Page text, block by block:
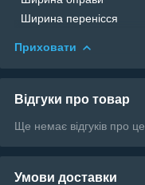
Ширина перенісся
Приховати
Відгуки про товар
Ще немає відгуків про
Умови доставки